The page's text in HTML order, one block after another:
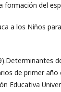
formación del
a los Niños
de primer año
Educativa